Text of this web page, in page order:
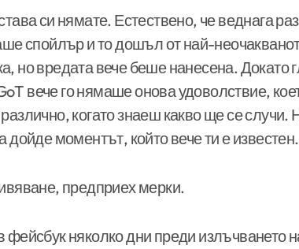
си нямате. Естествено, че веднага
спойлър и то дошъл от най-
но вредата вече беше нанесена. Докато
вече го нямаше онова удоволствие,
когато знаеш какво ще се случи.
моментът, който вече ти е известен.
предприех мерки.
фейсбук няколко дни преди излъчването